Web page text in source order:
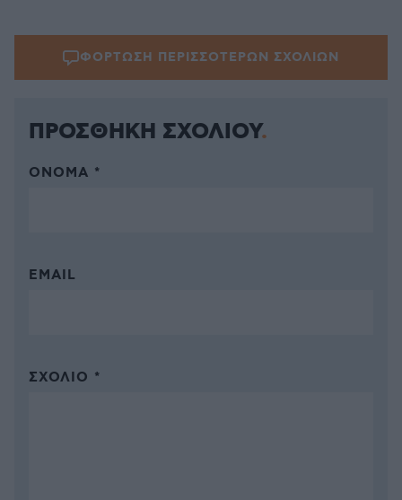
ΦΟΡΤΩΣΗ ΠΕΡΙΣΣΟΤΕΡΩΝ ΣΧΟΛΙΩΝ
ΠΡΟΣΘΗΚΗ ΣΧΟΛΙΟΥ
ΌΝΟΜΑ *
EMAIL
ΣΧΌΛΙΟ *